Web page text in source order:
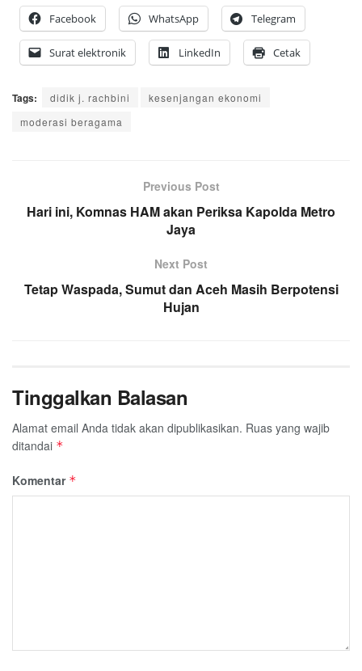
Facebook
WhatsApp Telegram
Surat elektronik LinkedIn Cetak
Tags: didik j. rachbini
kesenjangan ekonomi
moderasi beragama
Previous Post
Hari ini, Komnas HAM akan Periksa Kapolda Metro
Jaya
Next Post
Tetap Waspada, Sumut dan Aceh Masih Berpotensi
Hujan
Tinggalkan Balasan
Alamat email Anda tidak akan dipublikasikan. Ruas yang wajib
ditandai *
Komentar *